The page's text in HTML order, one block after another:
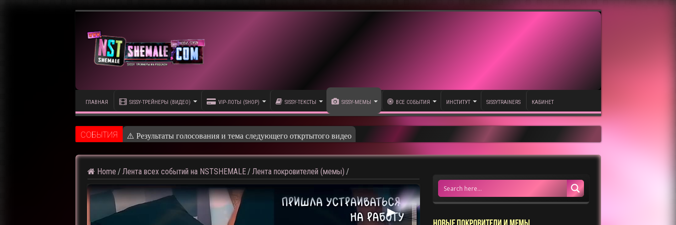
ГЛАВНАЯ SISSY-ТРЕЙНЕРЫ (ВИДЕО) VIP-ЛОТЫ (SHOP) SISSY-ТЕКСТЫ SISSY-МЕМЫ ВСЕ СОБЫТИЯ ИНСТИТУТ SISSYTRAINERS КАБИНЕТ
CОБЫТИЯ ⚠️ Результаты голосования и тема следующего откртытого видео
Home / Лента всех событий на NSTSHEMALE / Лента покровителей (мемы) /
▶